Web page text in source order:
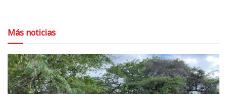
Más noticias